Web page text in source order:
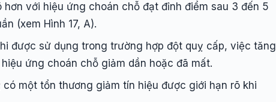
với hiệu ứng choán chỗ đạt đỉnh điểm sau 3 đến 5
(xem Hình 17, A).
được sử dụng trong trường hợp đột quỵ cấp, việc tăng
ứng choán chỗ giảm dần hoặc đã mất.
một tổn thương giảm tín hiệu được giới hạn rõ khi